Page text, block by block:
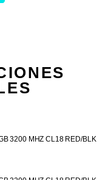
3200 MHZ CL18 RED/BLK